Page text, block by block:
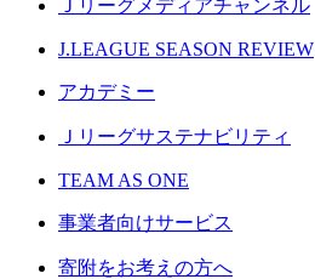
Ｊリーグメディアチャンネル
J.LEAGUE SEASON REVIEW
アカデミー
Ｊリーグサステナビリティ
TEAM AS ONE
事業者向けサービス
寄附をお考えの方へ